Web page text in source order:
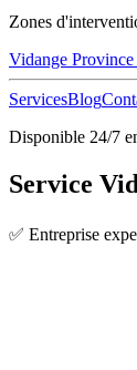
Zones
Vidange
ServicesBlog
Disponible 24/7
Service
✅ Entreprise